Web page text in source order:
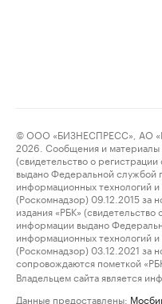
© ООО «БИЗНЕСПРЕСС», АО
2026. Сообщения и материалы
(свидетельство о
выдано Федеральной службой
информационных технологий
(Роскомнадзор) 09.12.2015
издания «РБК»
информации выдано
информационных технологий
(Роскомнадзор) 03.12.2021
сопровождаются пометкой
Владельцем сайта является
Данные предоставлены: